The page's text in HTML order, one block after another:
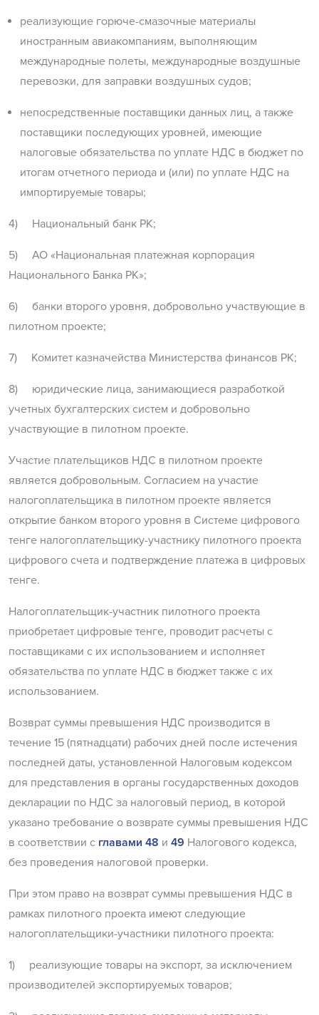
реализующие горюче-смазочные материалы
иностранным авиакомпаниям, выполняющим
международные полеты, международные воздушные
перевозки, для заправки воздушных судов;
непосредственные поставщики данных лиц, а также
поставщики последующих уровней, имеющие
налоговые обязательства по уплате НДС в бюджет по
итогам отчетного периода и (или) по уплате НДС на
импортируемые товары;
4) Национальный банк РК;
5) АО «Национальная платежная корпорация
Национального Банка РК»;
6) банки второго уровня, добровольно участвующие в
пилотном проекте;
7) Комитет казначейства Министерства финансов РК;
8) юридические лица, занимающиеся разработкой
учетных бухгалтерских систем и добровольно
участвующие в пилотном проекте.
Участие плательщиков НДС в пилотном проекте
является добровольным. Согласием на участие
налогоплательщика в пилотном проекте является
открытие банком второго уровня в Системе цифрового
тенге налогоплательщику-участнику пилотного проекта
цифрового счета и подтверждение платежа в цифровых
тенге.
Налогоплательщик-участник пилотного проекта
приобретает цифровые тенге, проводит расчеты с
поставщиками с их использованием и исполняет
обязательства по уплате НДС в бюджет также с их
использованием.
Возврат суммы превышения НДС производится в
течение 15 (пятнадцати) рабочих дней после истечения
последней даты, установленной Налоговым кодексом
для представления в органы государственных доходов
декларации по НДС за налоговый период, в которой
указано требование о возврате суммы превышения НДС
в соответствии с главами 48 и 49 Налогового кодекса,
без проведения налоговой проверки.
При этом право на возврат суммы превышения НДС в
рамках пилотного проекта имеют следующие
налогоплательщики-участники пилотного проекта:
1) реализующие товары на экспорт, за исключением
производителей экспортируемых товаров;